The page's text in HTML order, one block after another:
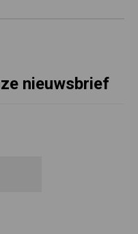
nieuwsbrief